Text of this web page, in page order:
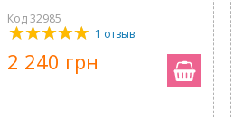
Код 32985
1 отзыв
2 240 грн